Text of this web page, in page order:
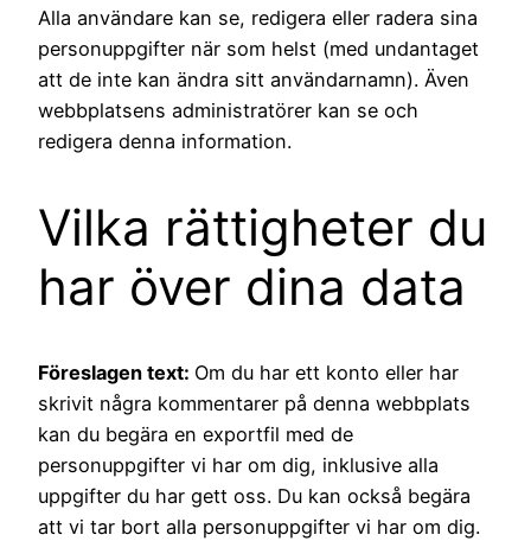
Alla användare kan se, redigera eller radera sina
personuppgifter när som helst (med undantaget
att de inte kan ändra sitt användarnamn). Även
webbplatsens administratörer kan se och
redigera denna information.
Vilka rättigheter du
har över dina data
Föreslagen text: Om du har ett konto eller har
skrivit några kommentarer på denna webbplats
kan du begära en exportfil med de
personuppgifter vi har om dig, inklusive alla
uppgifter du har gett oss. Du kan också begära
att vi tar bort alla personuppgifter vi har om dig.